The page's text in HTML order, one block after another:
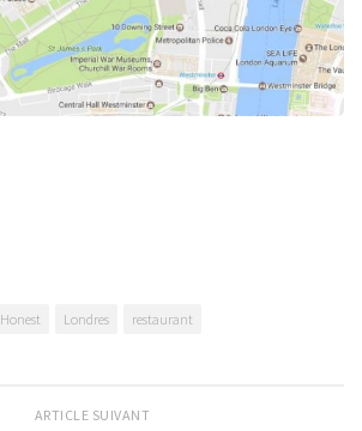
Honest Londres restaurant
ARTICLE SUIVANT